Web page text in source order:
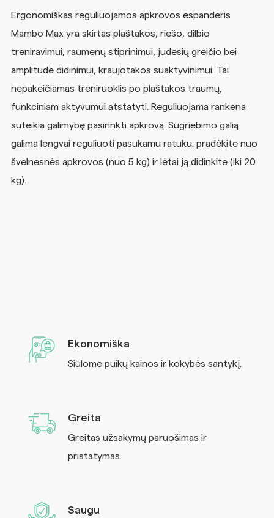
Ergonomiškas reguliuojamos apkrovos espanderis
Mambo Max yra skirtas plaštakos, riešo, dilbio
treniravimui, raumenų stiprinimui, judesių greičio bei
amplitudė didinimui, kraujotakos suaktyvinimui. Tai
nepakeičiamas treniruoklis po plaštakos traumų,
funkciniam aktyvumui atstatyti. Reguliuojama rankena
suteikia galimybę pasirinkti apkrovą. Sugriebimo galią
galima lengvai reguliuoti pasukamu ratuku: pradėkite nuo
švelnesnės apkrovos (nuo 5 kg) ir lėtai ją didinkite (iki 20
kg).
Ekonomiška
Siūlome puikų kainos ir kokybės santykį.
Greita
Greitas užsakymų paruošimas ir
pristatymas.
Saugu